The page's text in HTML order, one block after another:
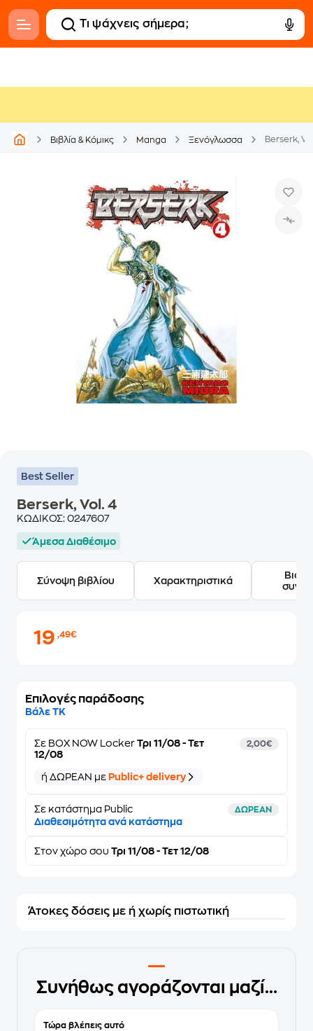
Βιβλία & Κόμικς Manga Ξενόγλωσσα Berserk,
Best Seller
Berserk, Vol. 4
ΚΩΔΙΚΟΣ: 0247607
Άμεσα Διαθέσιμο
Σύνοψη βιβλίου Χαρακτηριστικά
19,49€
Επιλογές παράδοσης
Βάλε ΤΚ
Σε BOX NOW Locker Τρι 11/08 - Τετ
12/08
2,00€
ή ΔΩΡΕΑΝ με Public+ delivery
Σε κατάστημα Public ΔΩΡΕΑΝ
Διαθεσιμότητα ανά κατάστημα
Στον χώρο σου Τρι 11/08 - Τετ 12/08
Άτοκες δόσεις με ή χωρίς πιστωτική
Συνήθως αγοράζονται μαζί...
Τώρα βλέπεις αυτό